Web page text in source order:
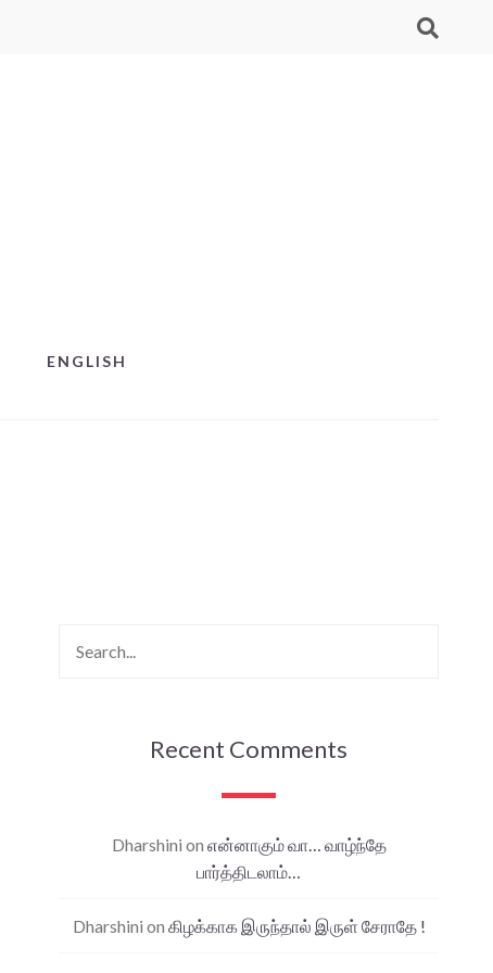
ENGLISH
Recent Comments
Dharshini on என்னாகும் வா… வாழ்ந்தே
பார்த்திடலாம்…
Dharshini on கிழக்காக இருந்தால் இருள் சேராதே !